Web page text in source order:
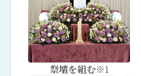
祭壇を組む※1